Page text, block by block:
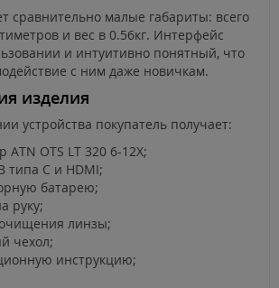
сравнительно малые габариты: всего
и вес в 0.56кг. Интерфейс
и интуитивно понятный, что
с ним даже новичкам.
изделия
устройства покупатель получает:
ATN OTS LT 320 6-12X;
типа С и HDMI;
батарею;
руку;
линзы;
чехол;
инструкцию;